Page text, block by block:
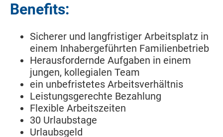
Benefits:
Sicherer und langfristiger Arbeitsplatz in
einem Inhabergeführten Familienbetrieb
Herausfordernde Aufgaben in einem
jungen, kollegialen Team
ein unbefristetes Arbeitsverhältnis
Leistungsgerechte Bezahlung
Flexible Arbeitszeiten
30 Urlaubstage
Urlaubsgeld